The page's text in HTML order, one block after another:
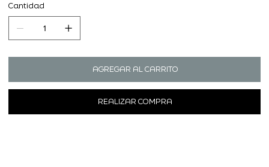
Cantidad
AGREGAR AL CARRITO
REALIZAR COMPRA